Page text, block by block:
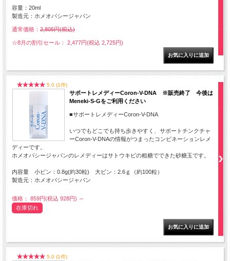
容量：20ml
製造元：ホメオパシージャパン
通常価格： 2,805円(税込)
☆8月の割引セール： 2,477円(税込 2,725円)
5.0 (1件)
サポートレメディーCoron-V-DNA ※販売終了 今後は
Meneki-S-Gをご利用ください
■サポートレメディーCoron-V-DNA
いつでもどこでも持ち歩きやすく、サポートチンクチャ
ーCoron-V-DNAの情報がつまったコンビネーションレメ
ディーです。
ホメオパシージャパンのレメディーはサトウキビの粗糖でできた砂糖玉です。
内容量 小ビン：0.8g(約30粒) 大ビン：2.6ｇ（約100粒）
製造元：ホメオパシージャパン
価格： 859円(税込 928円) ～
在庫切れ
5.0 (1件)